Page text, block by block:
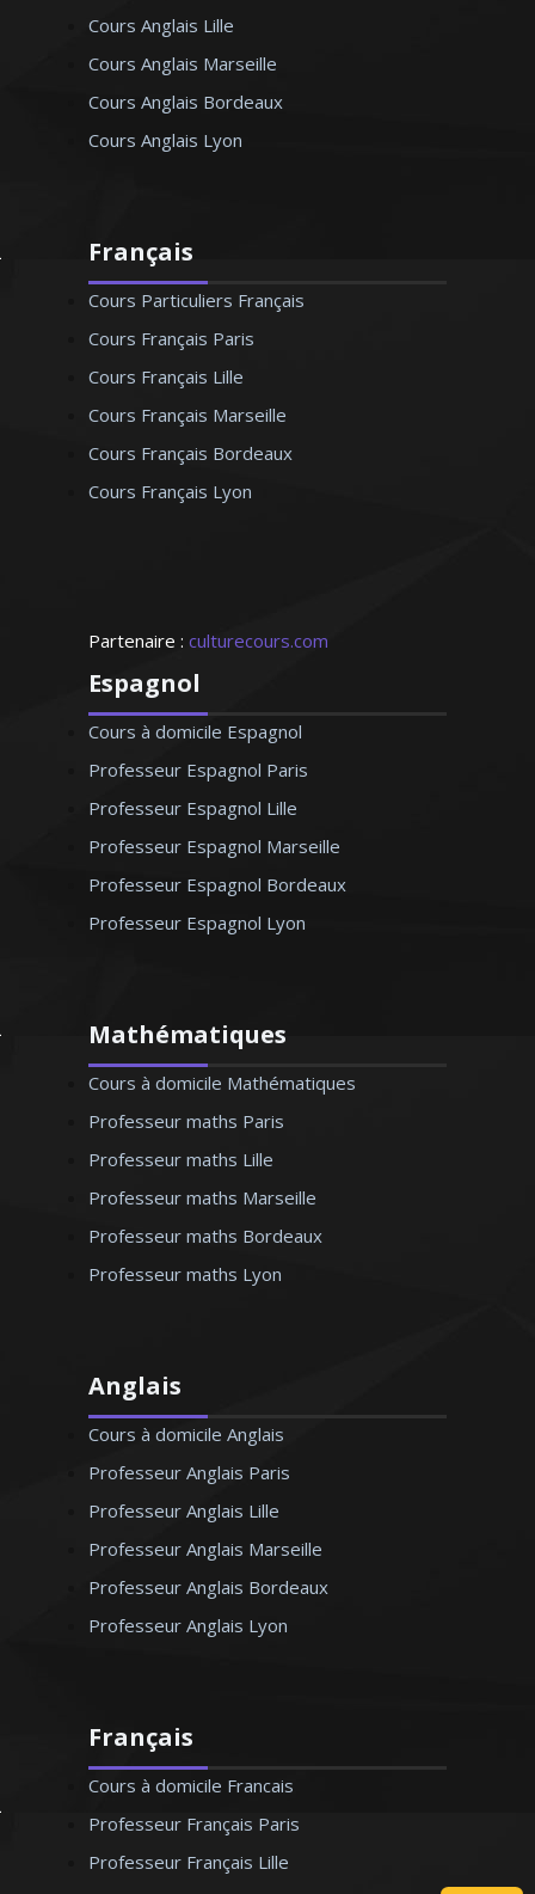
Cours Anglais Lille
Cours Anglais Marseille
Cours Anglais Bordeaux
Cours Anglais Lyon
Français
Cours Particuliers Français
Cours Français Paris
Cours Français Lille
Cours Français Marseille
Cours Français Bordeaux
Cours Français Lyon
Partenaire : culturecours.com
Espagnol
Cours à domicile Espagnol
Professeur Espagnol Paris
Professeur Espagnol Lille
Professeur Espagnol Marseille
Professeur Espagnol Bordeaux
Professeur Espagnol Lyon
Mathématiques
Cours à domicile Mathématiques
Professeur maths Paris
Professeur maths Lille
Professeur maths Marseille
Professeur maths Bordeaux
Professeur maths Lyon
Anglais
Cours à domicile Anglais
Professeur Anglais Paris
Professeur Anglais Lille
Professeur Anglais Marseille
Professeur Anglais Bordeaux
Professeur Anglais Lyon
Français
Cours à domicile Francais
Professeur Français Paris
Professeur Français Lille